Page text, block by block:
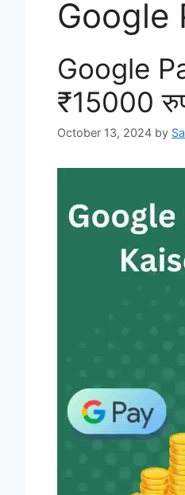
Google
Google
₹15000
October 13, 2024 by